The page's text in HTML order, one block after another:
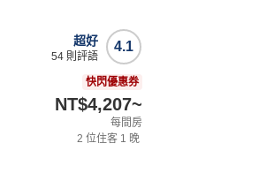
4.1
超好
54 則評語
快閃優惠券
NT$4,207~
每間房
2 位住客 1 晚